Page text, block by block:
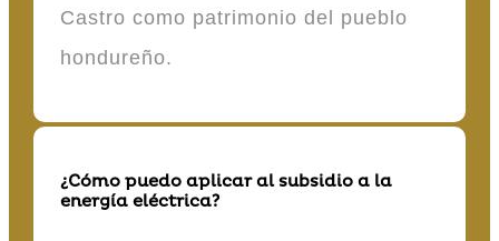
Castro como patrimonio del pueblo
hondureño.
¿Cómo puedo aplicar al subsidio a la
energía eléctrica?